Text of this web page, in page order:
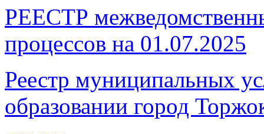
РЕЕСТР
процессов на 01.07.2025
Реестр муниципальных
образовании город